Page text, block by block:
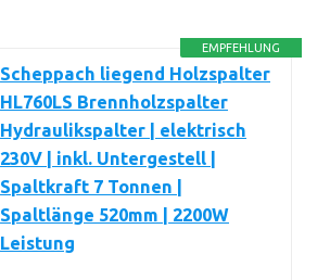
EMPFEHLUNG
Scheppach liegend Holzspalter
HL760LS Brennholzspalter
Hydraulikspalter | elektrisch
230V | inkl. Untergestell |
Spaltkraft 7 Tonnen |
Spaltlänge 520mm | 2200W
Leistung